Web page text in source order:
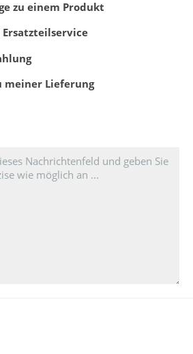
zu einem Produkt
Ersatzteilservice
meiner Lieferung